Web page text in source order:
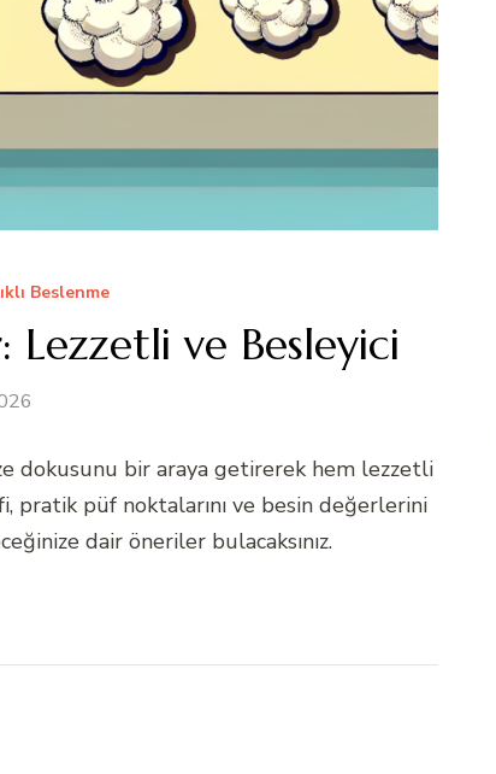
Beslenme
Lezzetli ve Besleyici
dokusunu bir araya getirerek hem lezzetli
pratik püf noktalarını ve besin değerlerini
dair öneriler bulacaksınız.